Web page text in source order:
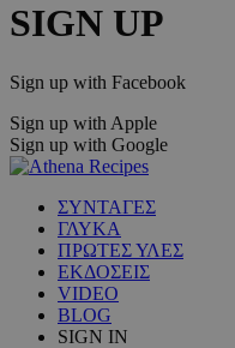
SIGN UP
Sign up with Facebook
Sign up with Apple
Sign up with Google
ΣΥΝΤΑΓΕΣ
ΓΛΥΚΑ
ΠΡΩΤΕΣ ΥΛΕΣ
ΕΚΔΟΣΕΙΣ
VIDEO
BLOG
SIGN IN